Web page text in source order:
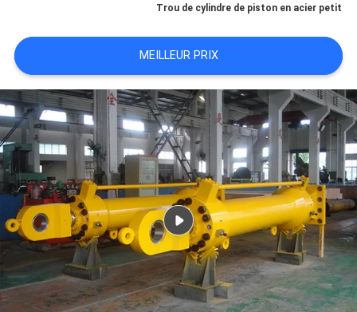
LA
QUALITÉ
NOUS
CONTACTER
DEMANDEZ
UN DEVIS
PLAN
Trou de cylindre de piston en acier petit
MEILLEUR PRIX